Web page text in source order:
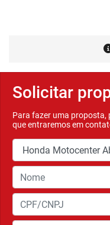
Solicitar
Para fazer uma proposta,
que entraremos em